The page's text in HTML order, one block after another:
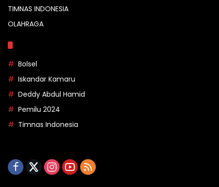
TIMNAS INDONESIA
OLAHRAGA
Bolsel
Iskandar Kamaru
Deddy Abdul Hamid
Pemilu 2024
Timnas Indonesia